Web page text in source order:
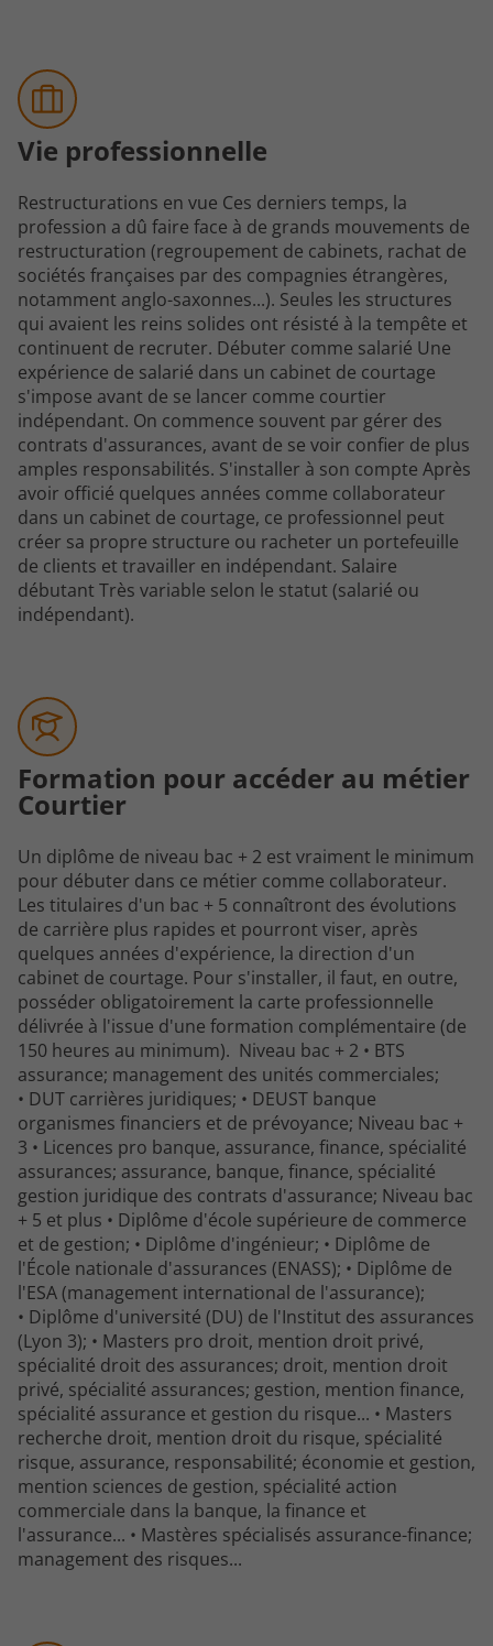
Vie professionnelle
Restructurations en vue Ces derniers temps, la
profession a dû faire face à de grands mouvements de
restructuration (regroupement de cabinets, rachat de
sociétés françaises par des compagnies étrangères,
notamment anglo-saxonnes...). Seules les structures
qui avaient les reins solides ont résisté à la tempête et
continuent de recruter. Débuter comme salarié Une
expérience de salarié dans un cabinet de courtage
s'impose avant de se lancer comme courtier
indépendant. On commence souvent par gérer des
contrats d'assurances, avant de se voir confier de plus
amples responsabilités. S'installer à son compte Après
avoir officié quelques années comme collaborateur
dans un cabinet de courtage, ce professionnel peut
créer sa propre structure ou racheter un portefeuille
de clients et travailler en indépendant. Salaire
débutant Très variable selon le statut (salarié ou
indépendant).
Formation pour accéder au métier
Courtier
Un diplôme de niveau bac + 2 est vraiment le minimum
pour débuter dans ce métier comme collaborateur.
Les titulaires d'un bac + 5 connaîtront des évolutions
de carrière plus rapides et pourront viser, après
quelques années d'expérience, la direction d'un
cabinet de courtage. Pour s'installer, il faut, en outre,
posséder obligatoirement la carte professionnelle
délivrée à l'issue d'une formation complémentaire (de
150 heures au minimum). Niveau bac + 2 • BTS
assurance; management des unités commerciales;
• DUT carrières juridiques; • DEUST banque
organismes financiers et de prévoyance; Niveau bac +
3 • Licences pro banque, assurance, finance, spécialité
assurances; assurance, banque, finance, spécialité
gestion juridique des contrats d'assurance; Niveau bac
+ 5 et plus • Diplôme d'école supérieure de commerce
et de gestion; • Diplôme d'ingénieur; • Diplôme de
l'École nationale d'assurances (ENASS); • Diplôme de
l'ESA (management international de l'assurance);
• Diplôme d'université (DU) de l'Institut des assurances
(Lyon 3); • Masters pro droit, mention droit privé,
spécialité droit des assurances; droit, mention droit
privé, spécialité assurances; gestion, mention finance,
spécialité assurance et gestion du risque... • Masters
recherche droit, mention droit du risque, spécialité
risque, assurance, responsabilité; économie et gestion,
mention sciences de gestion, spécialité action
commerciale dans la banque, la finance et
l'assurance... • Mastères spécialisés assurance-finance;
management des risques...